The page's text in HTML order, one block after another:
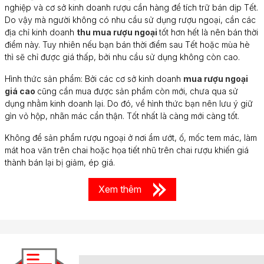
nghiệp và cơ sở kinh doanh rượu cần hàng để tích trữ bán dịp Tết.
Do vậy mà người không có nhu cầu sử dụng rượu ngoại, cần các
địa chỉ kinh doanh thu mua rượu ngoạitốt hơn hết là nên bán thời
điểm này. Tuy nhiên nếu bạn bán thời điểm sau Tết hoặc mùa hè
thì sẽ chỉ được giá thấp, bởi nhu cầu sử dụng không còn cao.
Hình thức sản phẩm: Bởi các cơ sở kinh doanh mua rượu ngoại
giá cao cũng cần mua được sản phẩm còn mới, chưa qua sử
dụng nhằm kinh doanh lại. Do đó, về hình thức bạn nên lưu ý giữ
gìn vỏ hộp, nhãn mác cẩn thận. Tốt nhất là càng mới càng tốt.
Không để sản phẩm rượu ngoại ở nơi ẩm ướt, ố, mốc tem mác, làm
mát hoa văn trên chai hoặc họa tiết nhũ trên chai rượu khiến giá
thành bán lại bị giảm, ép giá.
Xem thêm